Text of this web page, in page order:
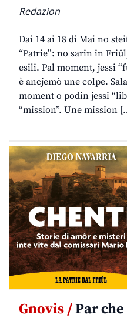
Redazion
Dai 14 ai 18 di Mai no
“Patrie”: no sarin in
esili. Pal moment, jessi
è ancjemò une colpe.
moment o podin jessi
“mission”. Une mission
Gnovis /Par